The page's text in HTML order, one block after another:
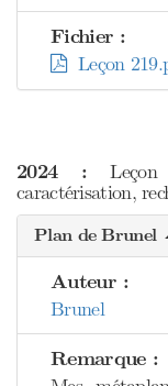
Fichier :
Leçon
2024 :
caractérisation,
Plan de Brunel
Auteur :
Brunel
Remarque :